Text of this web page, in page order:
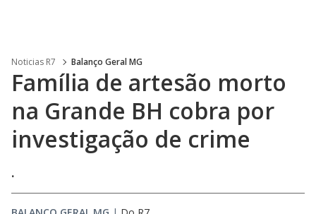
Noticias R7 Balanço Geral MG
Família de artesão morto
na Grande BH cobra por
investigação de crime
.